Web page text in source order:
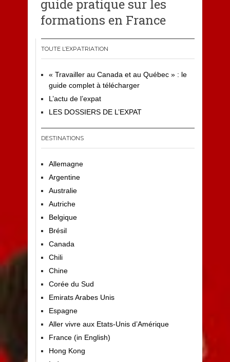
guide pratique sur les
formations en France
TOUTE L’EXPATRIATION
« Travailler au Canada et au Québec » : le
guide complet à télécharger
L’actu de l’expat
LES DOSSIERS DE L’EXPAT
DESTINATIONS
Allemagne
Argentine
Australie
Autriche
Belgique
Brésil
Canada
Chili
Chine
Corée du Sud
Emirats Arabes Unis
Espagne
Aller vivre aux Etats-Unis d’Amérique
France (in English)
Hong Kong